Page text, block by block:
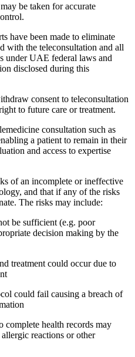
be taken for accurate
have been made to eliminate
with the teleconsultation and all
under UAE federal laws and
disclosed during this
consent to teleconsultation
to future care or treatment.
consultation such as
a patient to remain in their
and access to expertise
of an incomplete or ineffective
and that if any of the risks
The risks may include:
be sufficient (e.g. poor
decision making by the
treatment could occur due to
could fail causing a breach of
complete health records may
reactions or other